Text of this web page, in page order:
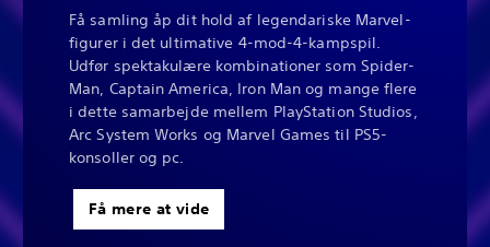
Få samling åp dit hold af legendariske Marvel-
figurer i det ultimative 4-mod-4-kampspil.
Udfør spektakulære kombinationer som Spider-
Man, Captain America, Iron Man og mange flere
i dette samarbejde mellem PlayStation Studios,
Arc System Works og Marvel Games til PS5-
konsoller og pc.
Få mere at vide